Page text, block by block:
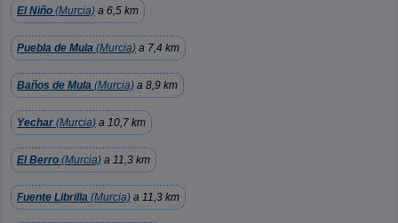
El Niño (Murcia) a 6,5 km
Puebla de Mula (Murcia) a 7,4 km
Baños de Mula (Murcia) a 8,9 km
Yechar (Murcia) a 10,7 km
El Berro (Murcia) a 11,3 km
Fuente Librilla (Murcia) a 11,3 km